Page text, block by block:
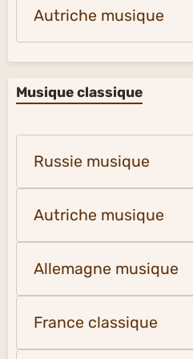
Autriche musique
Musique classique
Russie musique
Autriche musique
Allemagne musique
France classique